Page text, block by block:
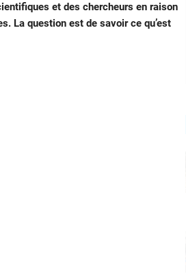
et des chercheurs en raison
La question est de savoir ce qu’est